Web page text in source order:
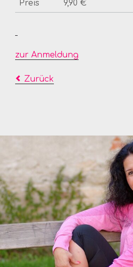
Preis 9,90 €
zur Anmeldung
Zurück